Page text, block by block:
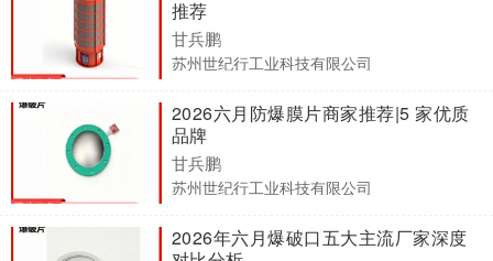
推荐
甘兵鹏
苏州世纪行工业科技有限公司
2026六月防爆膜片商家推荐|5 家优质
品牌
甘兵鹏
苏州世纪行工业科技有限公司
2026年六月爆破口五大主流厂家深度